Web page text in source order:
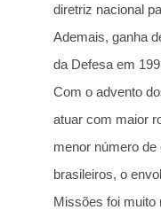
diretriz nacional
Ademais, ganha
da Defesa em
Com o advento
atuar com maior
menor número
brasileiros, o
Missões foi muito